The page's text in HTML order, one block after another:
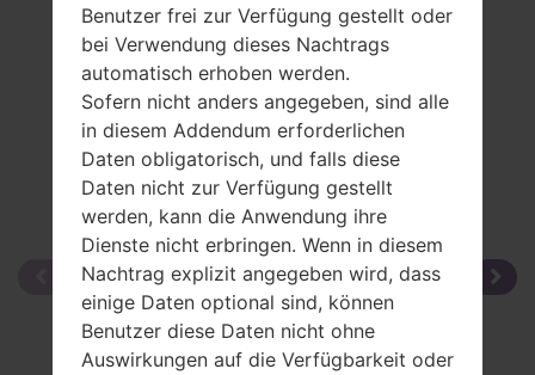
Vergleiche
Benutzer frei zur Verfügung gestellt oder
bei Verwendung dieses Nachtrags
automatisch erhoben werden.
Sofern nicht anders angegeben, sind alle
in diesem Addendum erforderlichen
Daten obligatorisch, und falls diese
Daten nicht zur Verfügung gestellt
werden, kann die Anwendung ihre
Dienste nicht erbringen. Wenn in diesem
Nachtrag explizit angegeben wird, dass
einige Daten optional sind, können
Benutzer diese Daten nicht ohne
Auswirkungen auf die Verfügbarkeit oder